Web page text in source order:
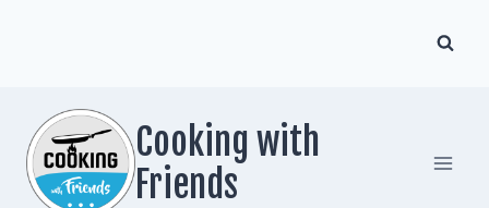
Cooking with
Friends